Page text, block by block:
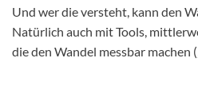
Und wer die versteht, kann den
Natürlich auch mit Tools,
die den Wandel messbar machen